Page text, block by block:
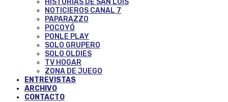
NOTICIEROS CANAL 7
PAPARAZZO
POCOYÓ
PONLE PLAY
SOLO GRUPERO
SOLO OLDIES
TV HOGAR
ZONA DE JUEGO
ENTREVISTAS
ARCHIVO
CONTACTO